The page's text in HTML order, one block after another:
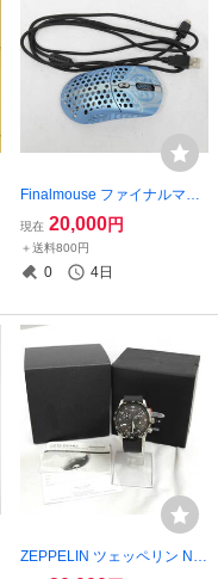
Finalmouse ファイナルマウ
ス Starlight12 スターライト
Poseidon ポセイドン ゲーミ
ングマウス シリアル付 ブル
ー 現状品 2504-K0021M(NT)
現在 20,000円
＋送料800円
0 4日
ZEPPELIN ツェッペリン Nig